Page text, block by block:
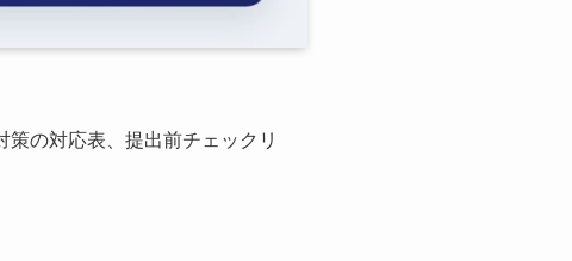
の対応表、提出前チェックリ